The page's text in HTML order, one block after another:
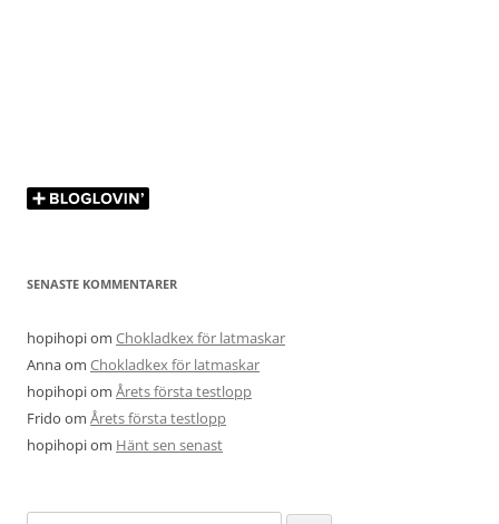
SENASTE KOMMENTARER
hopihopiom Chokladkex för latmaskar
Annaom Chokladkex för latmaskar
hopihopiom Årets första testlopp
Frido om Årets första testlopp
hopihopiom Hänt sen senast